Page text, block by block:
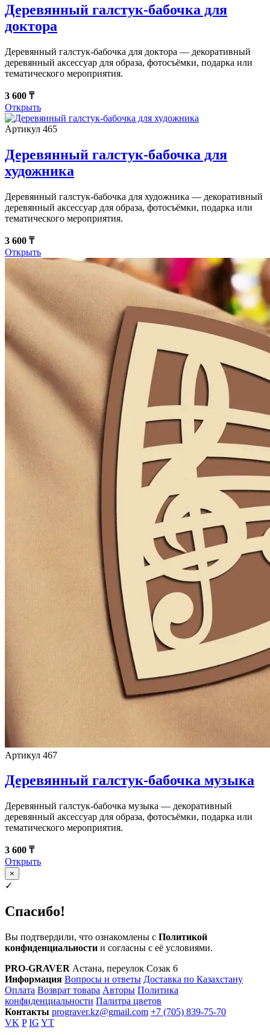
Деревянный галстук-бабочка для
доктора
Деревянный галстук-бабочка для доктора — декоративный
деревянный аксессуар для образа, фотосъёмки, подарка или
тематического мероприятия.
3 600 ₸
Открыть
Артикул 465
Деревянный галстук-бабочка для
художника
Деревянный галстук-бабочка для художника — декоративный
деревянный аксессуар для образа, фотосъёмки, подарка или
тематического мероприятия.
3 600 ₸
Открыть
Артикул 467
Деревянный галстук-бабочка музыка
Деревянный галстук-бабочка музыка — декоративный
деревянный аксессуар для образа, фотосъёмки, подарка или
тематического мероприятия.
3 600 ₸
Открыть
×
✓
Спасибо!
Вы подтвердили, что ознакомлены с Политикой
конфиденциальности и согласны с её условиями.
PRO-GRAVER Астана, переулок Созак 6
Информация Вопросы и ответы Доставка по Казахстану
Оплата Возврат товара Авторы Политика
конфиденциальности Палитра цветов
Контакты prograver.kz@gmail.com +7 (705) 839-75-70
VK P IG YT